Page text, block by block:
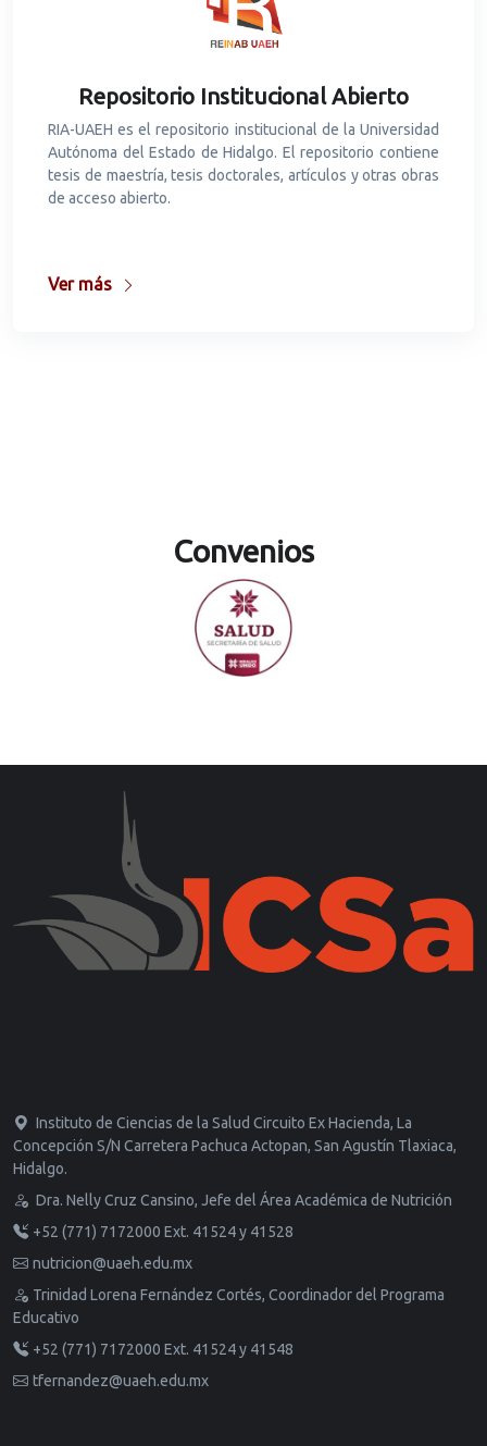
Repositorio Institucional Abierto
RIA-UAEH es el repositorio institucional de la Universidad
Autónoma del Estado de Hidalgo. El repositorio contiene
tesis de maestría, tesis doctorales, artículos y otras obras
de acceso abierto.
Ver más
Convenios
Instituto de Ciencias de la Salud Circuito Ex Hacienda, La
Concepción S/N Carretera Pachuca Actopan, San Agustín Tlaxiaca,
Hidalgo.
Dra. Nelly Cruz Cansino, Jefe del Área Académica de Nutrición
+52 (771) 7172000 Ext. 41524 y 41528
nutricion@uaeh.edu.mx
Trinidad Lorena Fernández Cortés, Coordinador del Programa
Educativo
+52 (771) 7172000 Ext. 41524 y 41548
tfernandez@uaeh.edu.mx